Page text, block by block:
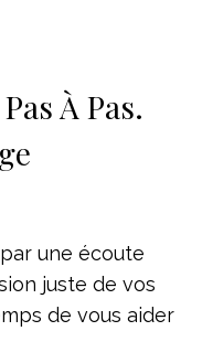
À Pas.
une écoute
juste de vos
de vous aider